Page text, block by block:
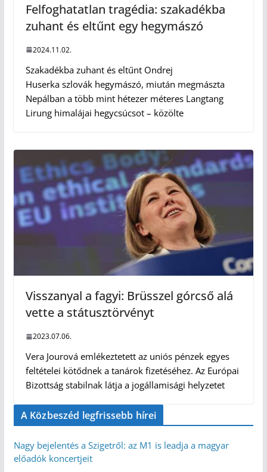
Felfoghatatlan tragédia: szakadékba
zuhant és eltűnt egy hegymászó
2024.11.02.
Szakadékba zuhant és eltűnt Ondrej
Huserka szlovák hegymászó, miután megmászta
Nepálban a több mint hétezer méteres Langtang
Lirung himalájai hegycsúcsot – közölte
Visszanyal a fagyi: Brüsszel górcső alá
vette a státusztörvényt
2023.07.06.
Vera Jourová emlékeztetett az uniós pénzek egyes
feltételei kötődnek a tanárok fizetéséhez. Az Európai
Bizottság stabilnak látja a jogállamisági helyzetet
A Közbeszéd legfrissebb hírei
Nagy bejelentés a Szigetről: az M1 is leadja a magyar
előadók koncertjeit